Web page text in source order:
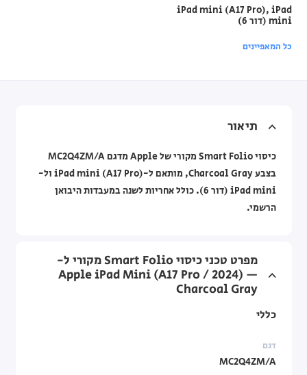
iPad mini (A17 Pro), iPad
mini (דור 6)
כל המאפיינים
תיאור
כיסוי Smart Folio מקורי של Apple מדגם MC2Q4ZM/A
בצבע Charcoal Gray, מותאם ל-iPad mini (A17 Pro) ול-
iPad mini (דור 6). כולל אחריות לשנה במעבדות היבואן
הרשמי.
מפרט טכני כיסוי Smart Folio מקורי ל-
Apple iPad Mini (A17 Pro / 2024) —
Charcoal Gray
כללי
דגם
MC2Q4ZM/A